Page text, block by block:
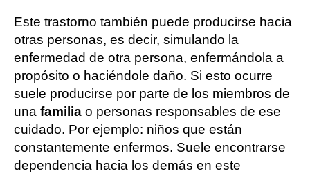
Este trastorno también puede producirse hacia
otras personas, es decir, simulando la
enfermedad de otra persona, enfermándola a
propósito o haciéndole daño. Si esto ocurre
suele producirse por parte de los miembros de
una familia o personas responsables de ese
cuidado. Por ejemplo: niños que están
constantemente enfermos. Suele encontrarse
dependencia hacia los demás en este